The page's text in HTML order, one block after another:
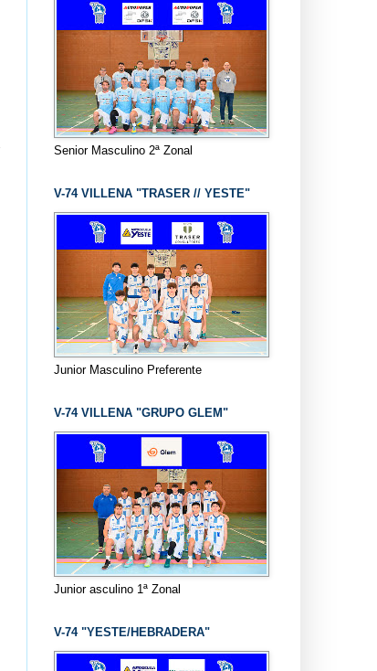
Senior Masculino 2ª Zonal
V-74 VILLENA "TRASER // YESTE"
Junior Masculino Preferente
V-74 VILLENA "GRUPO GLEM"
Junior asculino 1ª Zonal
V-74 "YESTE/HEBRADERA"